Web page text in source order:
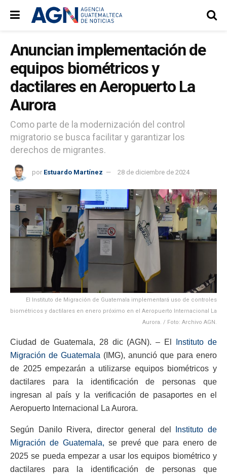
Anuncian implementación de
equipos biométricos y
dactilares en Aeropuerto La
Aurora
Como parte de la modernización del control
migratorio se busca facilitar y garantizar los
derechos de migrantes.
por Estuardo Martínez 28 de diciembre de 2024
El Instituto de Migración de Guatemala implementará uso de controles
biométricos y dactilares en enero próximo en el Aeropuerto Internacional La
Aurora. / Foto: Archivo AGN.
Ciudad de Guatemala, 28 dic (AGN). – El
Instituto de
Migración de Guatemala (IMG), anunció que para enero
de 2025 empezarán a utilizarse equipos biométricos y
dactilares para la identificación de personas que
ingresan al país y la verificación de pasaportes en el
Aeropuerto Internacional La Aurora.
Según Danilo Rivera, director general del
Instituto de
Migración de Guatemala, se prevé que para enero de
2025 se pueda empezar a usar los equipos biométrico y
dactilares para la identificación de personas que